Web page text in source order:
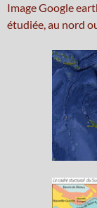
Image Google
étudiée, au nord